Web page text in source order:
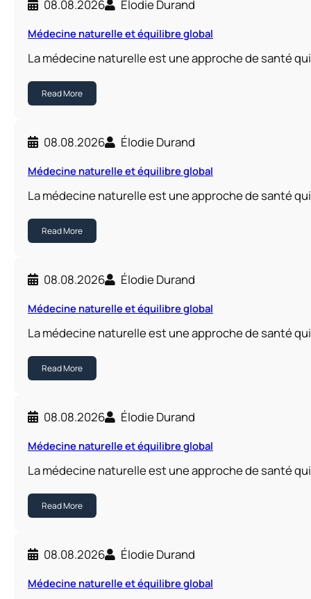
08.08.2026 Élodie Durand
Médecine naturelle et équilibre global
La médecine naturelle est une approche de santé
Read More
08.08.2026 Élodie Durand
Médecine naturelle et équilibre global
La médecine naturelle est une approche de santé
Read More
08.08.2026 Élodie Durand
Médecine naturelle et équilibre global
La médecine naturelle est une approche de santé
Read More
08.08.2026 Élodie Durand
Médecine naturelle et équilibre global
La médecine naturelle est une approche de santé
Read More
08.08.2026 Élodie Durand
Médecine naturelle et équilibre global